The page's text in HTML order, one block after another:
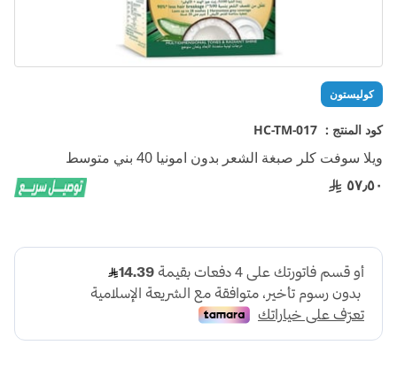
كوليستون
كود المنتج : HC-TM-017
ويلا سوفت كلر صبغة الشعر بدون امونيا 40 بني متوسط
٥٧٫٥٠
تخطي
إلى
بداية
معرض
الصور